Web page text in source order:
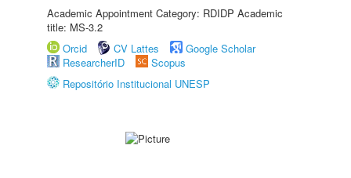
Academic Appointment Category: RDIDP Academic
title: MS-3.2
Orcid
CV Lattes
Google Scholar
ResearcherID
Scopus
Repositório Institucional UNESP